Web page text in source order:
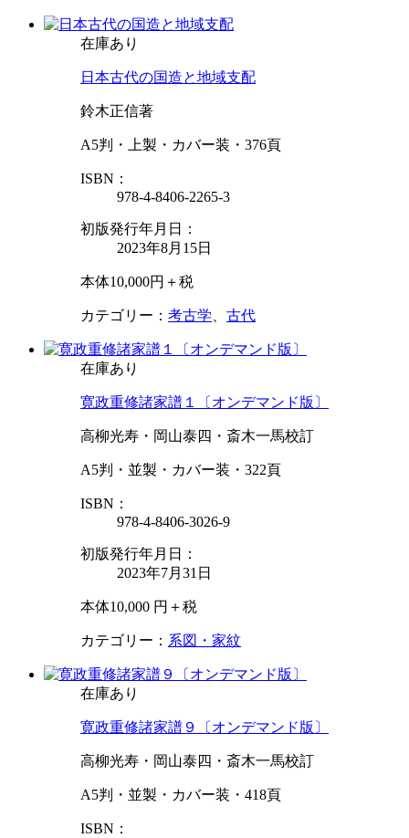
在庫あり
日本古代の国造と地域支配
鈴木正信著
A5判・上製・カバー装・376頁
ISBN：
978-4-8406-2265-3
初版発行年月日：
2023年8月15日
本体10,000円＋税
カテゴリー： 考古学 古代
在庫あり
寛政重修諸家譜１〔オンデマンド版〕
高柳光寿・岡山泰四・斎木一馬校訂
A5判・並製・カバー装・322頁
ISBN：
978-4-8406-3026-9
初版発行年月日：
2023年7月31日
本体10,000 円＋税
カテゴリー： 系図・家紋
在庫あり
寛政重修諸家譜９〔オンデマンド版〕
高柳光寿・岡山泰四・斎木一馬校訂
A5判・並製・カバー装・418頁
ISBN：